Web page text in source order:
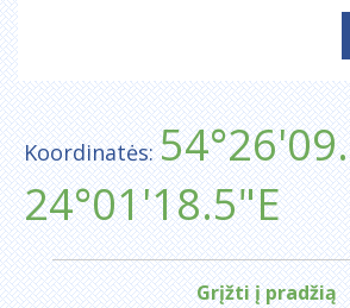
Koordinatės:
24°01'18.5"E
Grįžti į pradžią